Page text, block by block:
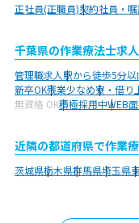
正社員(正職員)契約社員・
千葉県の作業療法士求
管理職求人駅から徒歩5分以
新卒OK残業少なめ寮・借り
無資格 OK積極採用中WEB
近隣の都道府県で作業
茨城県栃木県群馬県埼玉県